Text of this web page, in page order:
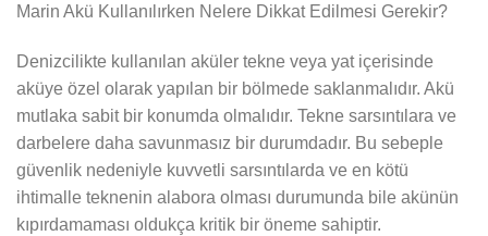
Marin Akü Kullanılırken Nelere Dikkat Edilmesi Gerekir?
Denizcilikte kullanılan aküler tekne veya yat içerisinde
aküye özel olarak yapılan bir bölmede saklanmalıdır. Akü
mutlaka sabit bir konumda olmalıdır. Tekne sarsıntılara ve
darbelere daha savunmasız bir durumdadır. Bu sebeple
güvenlik nedeniyle kuvvetli sarsıntılarda ve en kötü
ihtimalle teknenin alabora olması durumunda bile akünün
kıpırdamaması oldukça kritik bir öneme sahiptir.